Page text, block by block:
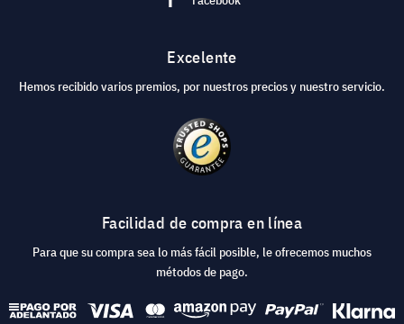
Excelente
Hemos recibido varios premios, por nuestros precios y nuestro servicio.
Facilidad de compra en línea
Para que su compra sea lo más fácil posible, le ofrecemos muchos
métodos de pago.